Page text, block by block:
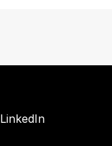
LinkedIn